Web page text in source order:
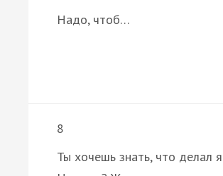
Надо, чтоб…
8
Ты хочешь знать, что делал я